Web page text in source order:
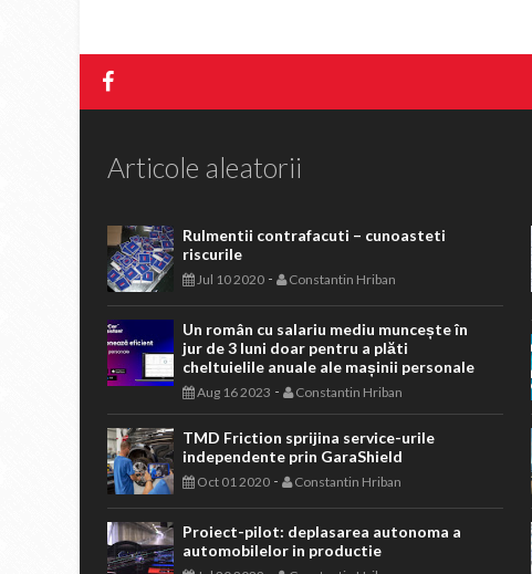
Articole aleatorii
Rulmentii contrafacuti – cunoasteti
riscurile
Jul 10 2020 - Constantin Hriban
Un român cu salariu mediu muncește în
jur de 3 luni doar pentru a plăti
cheltuielile anuale ale mașinii personale
Aug 16 2023 - Constantin Hriban
TMD Friction sprijina service-urile
independente prin GaraShield
Oct 01 2020 - Constantin Hriban
Proiect-pilot: deplasarea autonoma a
automobilelor in productie